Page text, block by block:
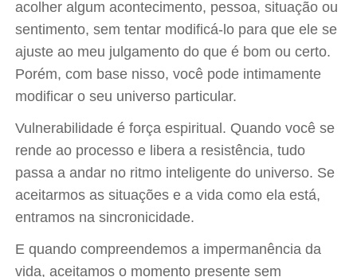
acolher algum acontecimento, pessoa, situação ou
sentimento, sem tentar modificá-lo para que ele se
ajuste ao meu julgamento do que é bom ou certo.
Porém, com base nisso, você pode intimamente
modificar o seu universo particular.
Vulnerabilidade é força espiritual. Quando você se
rende ao processo e libera a resistência, tudo
passa a andar no ritmo inteligente do universo. Se
aceitarmos as situações e a vida como ela está,
entramos na sincronicidade.
E quando compreendemos a impermanência da
vida, aceitamos o momento presente sem